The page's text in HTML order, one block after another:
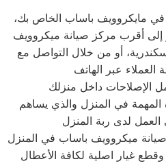
مايكروويف باساب الخاص بك،
إلى أقرب مركز صيانة ميكروويف
أو من خلال التواصل مع
المهمة في المنزل والذي يساهم
لدى ربة المنزل
صيانة ميكروويف باساب في المنزل